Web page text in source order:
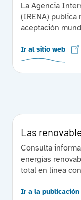
La Agencia
(IRENA) publica
aceptación
Ir al sitio web
Las
Consulta
energías
total en línea
Ir a la publicación